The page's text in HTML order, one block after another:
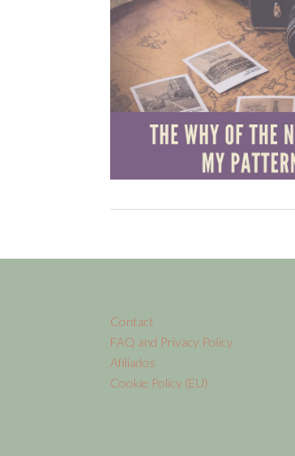
Contact
FAQ and Privacy Policy
Afiliados
Cookie Policy (EU)